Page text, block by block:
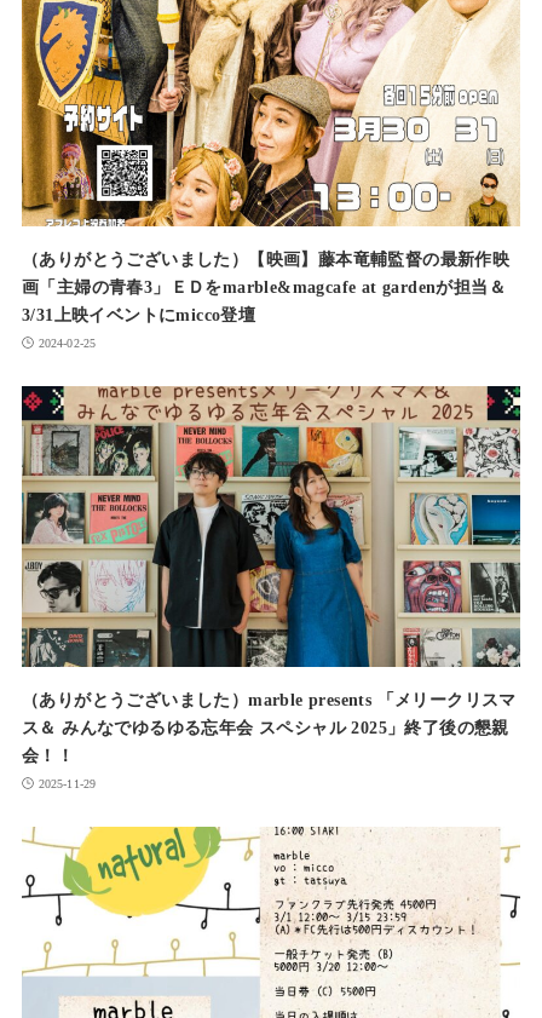
（ありがとうございました）【映画】藤本竜輔監督の最新作映
画「主婦の青春3」ＥＤをmarble&magcafe at gardenが担当＆
3/31上映イベントにmicco登壇
2024-02-25
（ありがとうございました）marble presents 「メリークリスマ
ス＆ みんなでゆるゆる忘年会 スペシャル 2025」終了後の懇親
会！！
2025-11-29